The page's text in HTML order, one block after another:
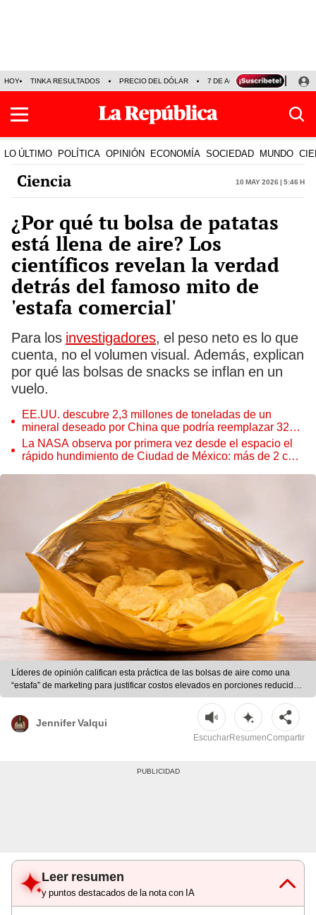
HOY TINKA RESULTADOS PRECIO DEL DÓLAR 7 DE AGOSTO OLLANTA
LO ÚLTIMO POLÍTICA OPINIÓN ECONOMÍA SOCIEDAD MUNDO
Ciencia 10 May 2026 | 5:46 h
¿Por qué tu bolsa de patatas
está llena de aire? Los
científicos revelan la verdad
detrás del famoso mito de
'estafa comercial'
Para los investigadores, el peso neto es lo que
cuenta, no el volumen visual. Además, explican
por qué las bolsas de snacks se inflan en un
vuelo.
EE.UU. descubre 2,3 millones de toneladas de un
mineral deseado por China que podría reemplazar 328
años de importaciones
La NASA observa por primera vez desde el espacio el
rápido hundimiento de Ciudad de México: más de 2 cm
Líderes de opinión califican esta práctica de las bolsas de aire como una
“estafa” de marketing para justificar costos elevados en porciones reducidas.
| Ilustración con IA/ChatGPT/CDN
Jennifer Valqui
EscucharResumenCompartir
Leer resumen
y puntos destacados de la nota con IA